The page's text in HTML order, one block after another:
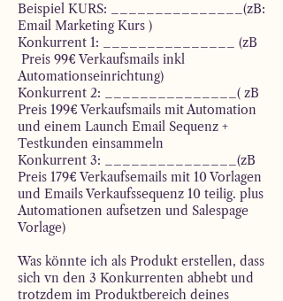
Beispiel KURS: _______________(zB:
Email Marketing Kurs )
Konkurrent 1: _______________ (zB
Preis 99€ Verkaufsmails inkl
Automationseinrichtung)
Konkurrent 2: _______________( zB
Preis 199€ Verkaufsmails mit Automation
und einem Launch Email Sequenz +
Testkunden einsammeln
Konkurrent 3: _______________(zB
Preis 179€ Verkaufsemails mit 10 Vorlagen
und Emails Verkaufssequenz 10 teilig. plus
Automationen aufsetzen und Salespage
Vorlage)
Was könnte ich als Produkt erstellen, dass
sich vn den 3 Konkurrenten abhebt und
trotzdem im Produktbereich deines